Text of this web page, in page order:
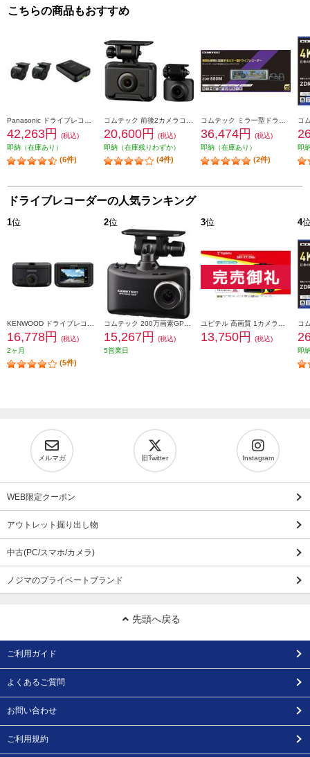
こちらの商品もおすすめ
42,263円
(税込)
即納（在庫あり）
(6件)
20,600円
(税込)
即納（在庫残りわずか）
(4件)
36,474円
(税込)
即納（在庫あり）
(2件)
即
ドライブレコーダーの人気ランキング
1位
16,778円
(税込)
2ヶ月
(5件)
2位
15,267円
(税込)
5営業日
3位
13,750円 (税込)
4
即
メルマガ 旧Twitter Instagram
WEB限定クーポン
アウトレット掘り出し物
中古(PC/スマホ/カメラ)
ノジマのプライベートブランド
先頭へ戻る
ご利用ガイド
よくあるご質問
お問い合わせ
ご利用規約